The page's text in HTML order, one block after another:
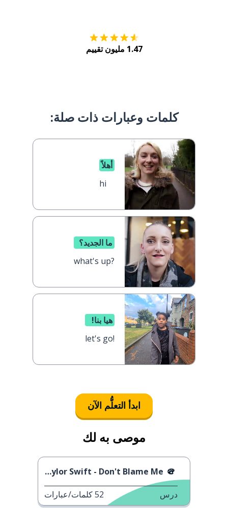
1.47 مليون تقييم
كلمات وعبارات ذات صلة:
أهلاً
hi
ما الجديد؟
what's up?
هيا بنا!
let's go!
ابدأ التعلُّم الآن
موصى به لك
Taylor Swift - Don't Blame Me
درس 52كلمات/عبارات